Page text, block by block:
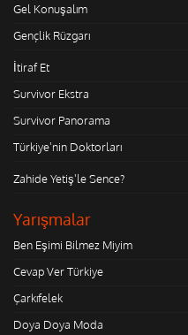
Gel Konuşalım
Gençlik Rüzgarı
İtiraf Et
Survivor Ekstra
Survivor Panorama
Türkiye'nin Doktorları
Zahide Yetiş'le Sence?
Yarışmalar
Ben Eşimi Bilmez Miyim
Cevap Ver Türkiye
Çarkıfelek
Doya Doya Moda